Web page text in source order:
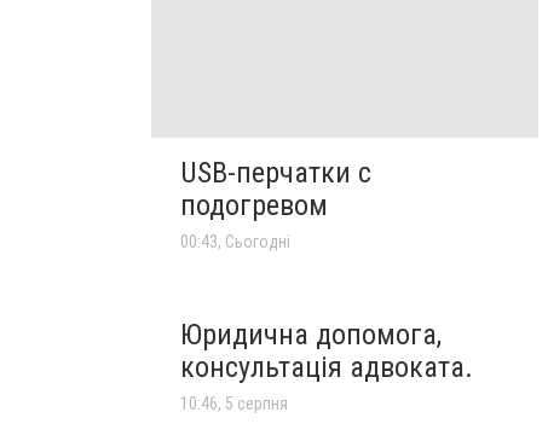
USB-перчатки с
подогревом
00:43, Сьогодні
Юридична допомога,
консультація адвоката.
10:46, 5 серпня